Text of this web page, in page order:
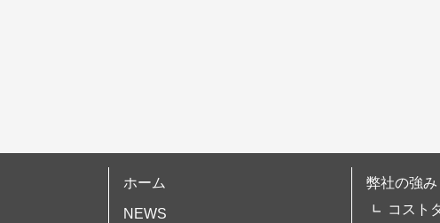
ホーム
NEWS
弊社の強み
コスト